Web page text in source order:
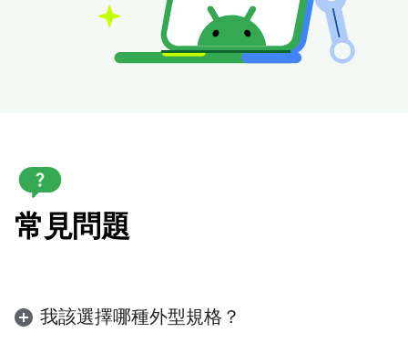
常見問題
我該選擇哪種外型規格？